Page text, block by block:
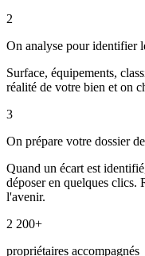
2
On analyse pour identifier
Surface, équipements,
réalité de votre bien et on
3
On prépare votre dossier
Quand un écart est
déposer en quelques clics.
l'avenir.
2 200+
propriétaires accompagnés